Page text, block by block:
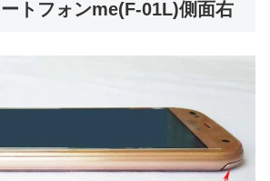
トフォンme(F-01L)側面右